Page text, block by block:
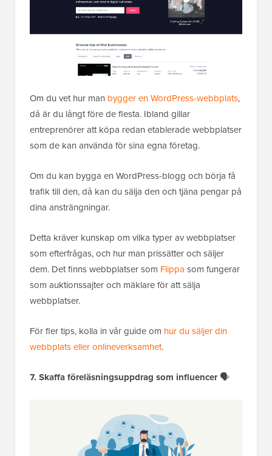
Om du vet hur man bygger en WordPress-webbplats,
då är du långt före de flesta. Ibland gillar
entreprenörer att köpa redan etablerade webbplatser
som de kan använda för sina egna företag.
Om du kan bygga en WordPress-blogg och börja få
trafik till den, då kan du sälja den och tjäna pengar på
dina ansträngningar.
Detta kräver kunskap om vilka typer av webbplatser
som efterfrågas, och hur man prissätter och säljer
dem. Det finns webbplatser som Flippa som fungerar
som auktionssajter och mäklare för att sälja
webbplatser.
För fler tips, kolla in vår guide om hur du säljer din
webbplats eller onlineverksamhet.
7. Skaffa föreläsningsuppdrag som influencer🗣️